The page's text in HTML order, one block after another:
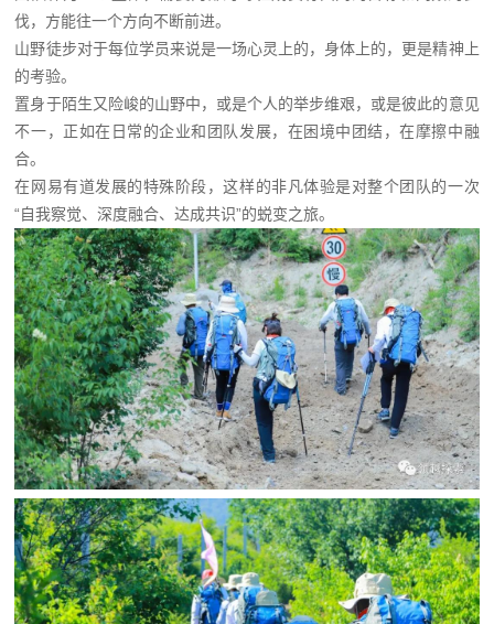
伐，方能往一个方向不断前进。
山野徒步对于每位学员来说是一场心灵上的，身体上的，更是精神上
的考验。
置身于陌生又险峻的山野中，或是个人的举步维艰，或是彼此的意见
不一，正如在日常的企业和团队发展，在困境中团结，在摩擦中融
合。
在网易有道发展的特殊阶段，这样的非凡体验是对整个团队的一次
“自我察觉、深度融合、达成共识”的蜕变之旅。